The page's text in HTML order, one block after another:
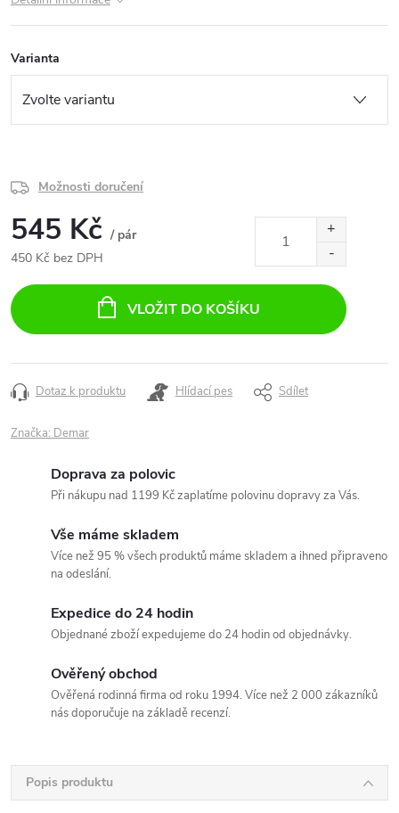
Varianta
Možnosti doručení
545 Kč / pár
450 Kč bez DPH
cena:
VLOŽIT DO KOŠÍKU
Dotaz k produktu Hlídací pes Sdílet
Značka: Demar
Doprava za polovic
Při nákupu nad 1199 Kč zaplatíme polovinu dopravy za Vás.
Vše máme skladem
Více než 95 % všech produktů máme skladem a ihned připraveno
na odeslání.
Expedice do 24 hodin
Objednané zboží expedujeme do 24 hodin od objednávky.
Ověřený obchod
Ověřená rodinná firma od roku 1994. Více než 2 000 zákazníků
nás doporučuje na základě recenzí.
Popis produktu